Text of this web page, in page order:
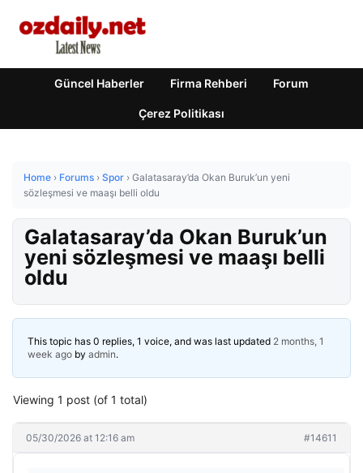
Güncel Haberler Firma Rehberi Forum
Çerez Politikası
Home › Forums › Spor › Galatasaray’da Okan Buruk’un yeni
sözleşmesi ve maaşı belli oldu
Galatasaray’da Okan Buruk’un
yeni sözleşmesi ve maaşı belli
oldu
This topic has 0 replies, 1 voice, and was last updated 2 months, 1
week ago by admin.
Viewing 1 post (of 1 total)
05/30/2026 at 12:16 am #14611